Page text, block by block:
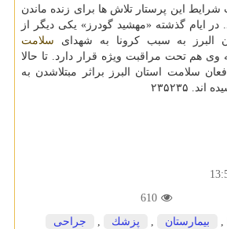
شرایط این پرستار تلاش ها برای زنده ماندن
در ایام گذشته «مهشید گودرز» یکی دیگر از
البرز به سبب کرونا به شهدای سلامت
فرزند ۷ ماهه وی هم تحت مراقبت ویژه قرار دارد. تا حالا
سلامت استان البرز براثر مبتلاشدن به
610
, بیمارستان , پزشك , جراحی